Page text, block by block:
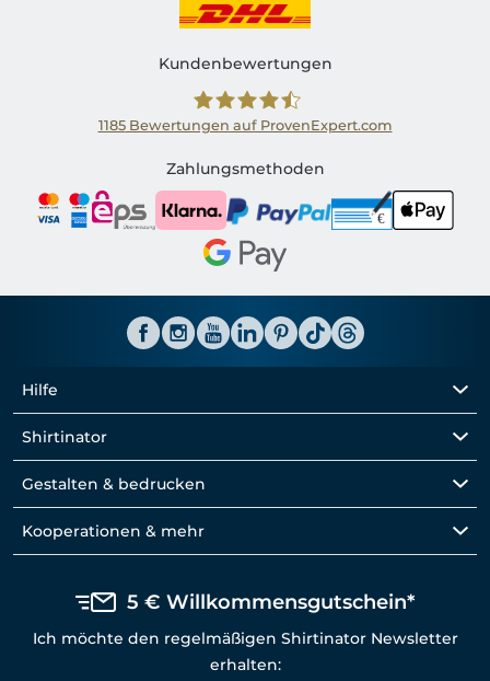
Kundenbewertungen
Shirtinator AT
1185Bewertungen auf ProvenExpert.com
Zahlungsmethoden
Hilfe
Shirtinator
Gestalten & bedrucken
Kooperationen & mehr
5 € Willkommensgutschein*
Ich möchte den regelmäßigen Shirtinator Newsletter
erhalten: